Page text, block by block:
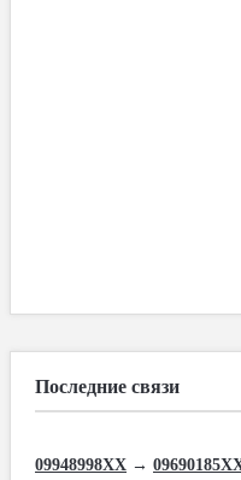
Последние связи
09948998XX →